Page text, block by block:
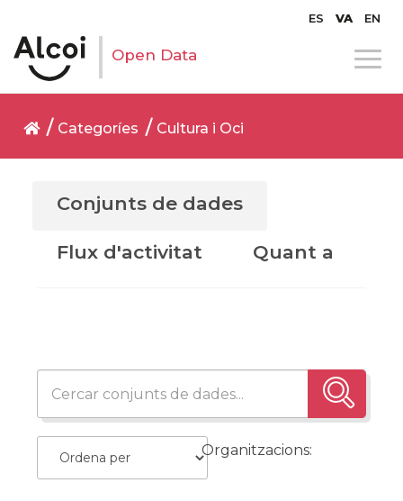
ES VA EN
Open Data
Categoríes Cultura i Oci
Conjunts de dades
Flux d'activitat Quant a
Organitzacions: